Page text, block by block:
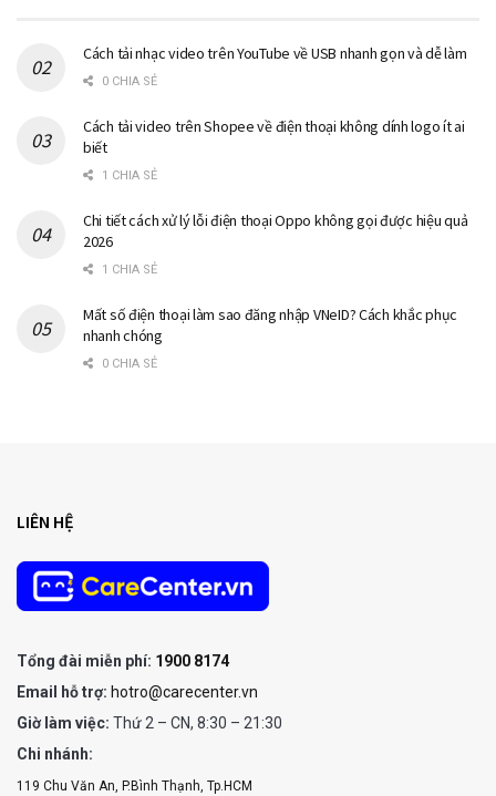
Cách tải nhạc video trên YouTube về USB nhanh gọn và dễ làm
0 CHIA SẺ
Cách tải video trên Shopee về điện thoại không dính logo ít ai
biết
1 CHIA SẺ
Chi tiết cách xử lý lỗi điện thoại Oppo không gọi được hiệu quả
2026
1 CHIA SẺ
Mất số điện thoại làm sao đăng nhập VNeID? Cách khắc phục
nhanh chóng
0 CHIA SẺ
LIÊN HỆ
Tổng đài miễn phí: 1900 8174
Email hỗ trợ: hotro@carecenter.vn
Giờ làm việc: Thứ 2 – CN, 8:30 – 21:30
Chi nhánh:
119 Chu Văn An, P.Bình Thạnh, Tp.HCM